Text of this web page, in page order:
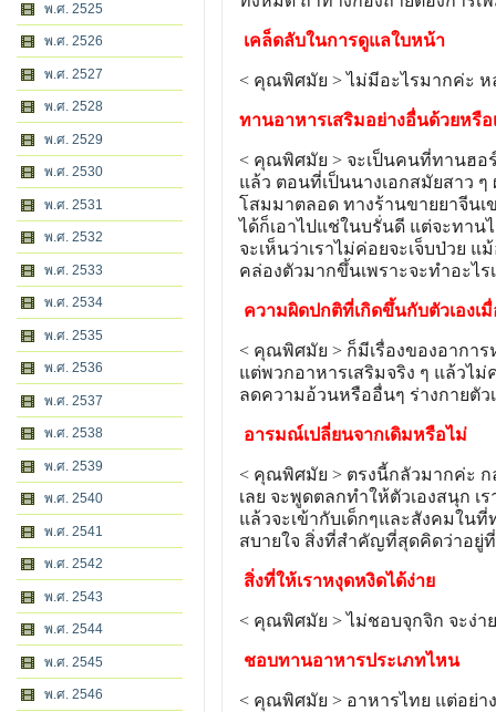
พ.ศ. 2525
พ.ศ. 2526
พ.ศ. 2527
พ.ศ. 2528
พ.ศ. 2529
พ.ศ. 2530
พ.ศ. 2531
พ.ศ. 2532
พ.ศ. 2533
พ.ศ. 2534
พ.ศ. 2535
พ.ศ. 2536
พ.ศ. 2537
พ.ศ. 2538
พ.ศ. 2539
พ.ศ. 2540
พ.ศ. 2541
พ.ศ. 2542
พ.ศ. 2543
พ.ศ. 2544
พ.ศ. 2545
พ.ศ. 2546
เคล็ดลับในการดูแลใบหน้า
< คุณพิศมัย > ไม่มีอะไรมากค่ะ
ทานอาหารเสริมอย่างอื่นด้วยหรือ
< คุณพิศมัย > จะเป็นคนที่ทานฮอ
แล้ว ตอนที่เป็นนางเอกสมัยสาว
โสมมาตลอด ทางร้านขายยาจีน
ได้ก็เอาไปแช่ในบรั่นดี แต่จะทาน
จะเห็นว่าเราไม่ค่อยจะเจ็บป่วย
คล่องตัวมากขึ้นเพราะจะทำอะไร
ความผิดปกติที่เกิดขึ้นกับตัวเองเ
< คุณพิศมัย > ก็มีเรื่องของอากา
แต่พวกอาหารเสริมจริง ๆ แล้วไ
ลดความอ้วนหรืออื่นๆ ร่างกายตั
อารมณ์เปลี่ยนจากเดิมหรือไม่
< คุณพิศมัย > ตรงนี้กลัวมากค่ะ ก
เลย จะพูดตลกทำให้ตัวเองสนุก เ
แล้วจะเข้ากับเด็กๆและสังคมในที่
สบายใจ สิ่งที่สำคัญที่สุดคิดว่าอยู่ที่
สิ่งที่ให้เราหงุดหงิดได้ง่าย
< คุณพิศมัย > ไม่ชอบจุกจิก จะง่
ชอบทานอาหารประเภทไหน
< คุณพิศมัย > อาหารไทย แต่อย่